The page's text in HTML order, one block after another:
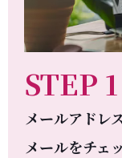
STEP 1
メールアドレ
メールをチェ